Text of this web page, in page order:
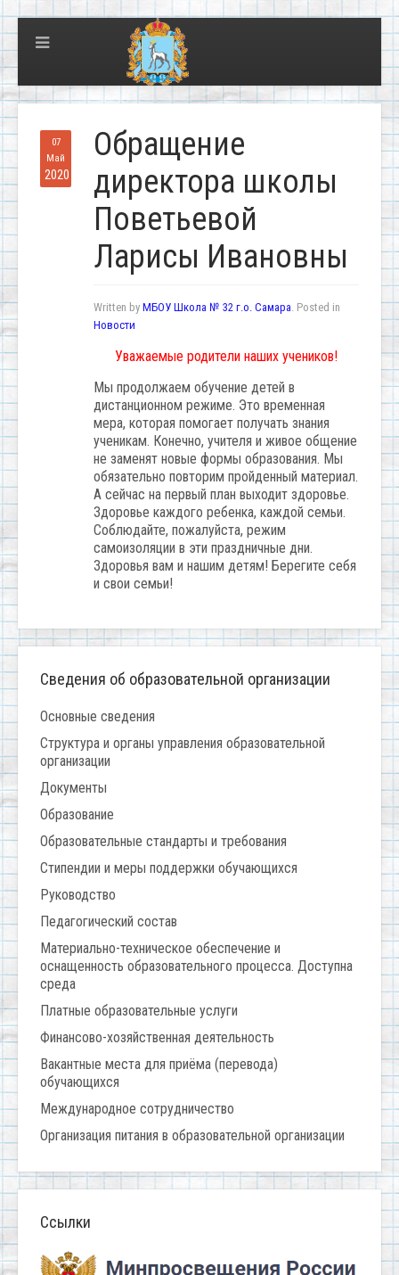
07
Май
2020
Обращение
директора школы
Поветьевой
Ларисы Ивановны
Written by МБОУ Школа № 32 г.о. Самара. Posted in
Новости
Уважаемые родители наших учеников!
Мы продолжаем обучение детей в
дистанционном режиме. Это временная
мера, которая помогает получать знания
ученикам. Конечно, учителя и живое общение
не заменят новые формы образования. Мы
обязательно повторим пройденный материал.
А сейчас на первый план выходит здоровье.
Здоровье каждого ребенка, каждой семьи.
Соблюдайте, пожалуйста, режим
самоизоляции в эти праздничные дни.
Здоровья вам и нашим детям! Берегите себя
и свои семьи!
Сведения об образовательной организации
Основные сведения
Структура и органы управления образовательной
организации
Документы
Образование
Образовательные стандарты и требования
Стипендии и меры поддержки обучающихся
Руководство
Педагогический состав
Материально-техническое обеспечение и
оснащенность образовательного процесса. Доступна
среда
Платные образовательные услуги
Финансово-хозяйственная деятельность
Вакантные места для приёма (перевода)
обучающихся
Международное сотрудничество
Организация питания в образовательной организации
Ссылки